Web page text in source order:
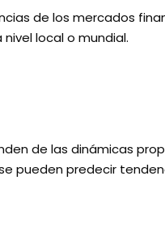
de los mercados
local o mundial.
de las dinámicas
pueden predecir